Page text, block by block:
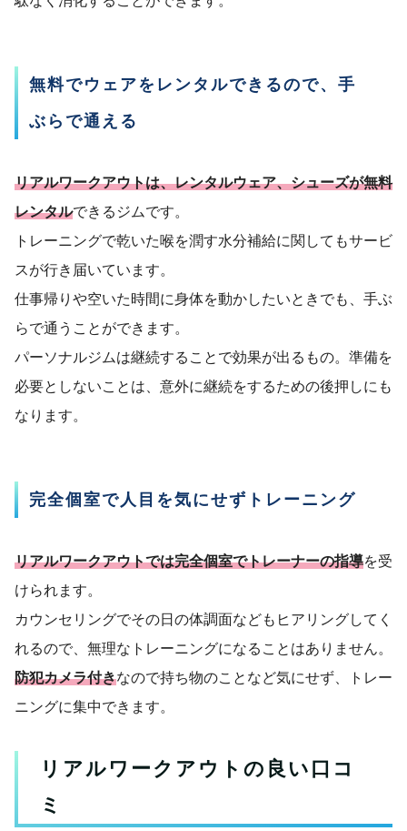
無料でウェアをレンタルできるので、手
ぶらで通える
リアルワークアウトは、レンタルウェア、シューズが無料
レンタルできるジムです。
トレーニングで乾いた喉を潤す水分補給に関してもサービ
スが行き届いています。
仕事帰りや空いた時間に身体を動かしたいときでも、手ぶ
らで通うことができます。
パーソナルジムは継続することで効果が出るもの。準備を
必要としないことは、意外に継続をするための後押しにも
なります。
完全個室で人目を気にせずトレーニング
リアルワークアウトでは完全個室でトレーナーの指導を受
けられます。
カウンセリングでその日の体調面などもヒアリングしてく
れるので、無理なトレーニングになることはありません。
防犯カメラ付きなので持ち物のことなど気にせず、トレー
ニングに集中できます。
リアルワークアウトの良い口コ
ミ